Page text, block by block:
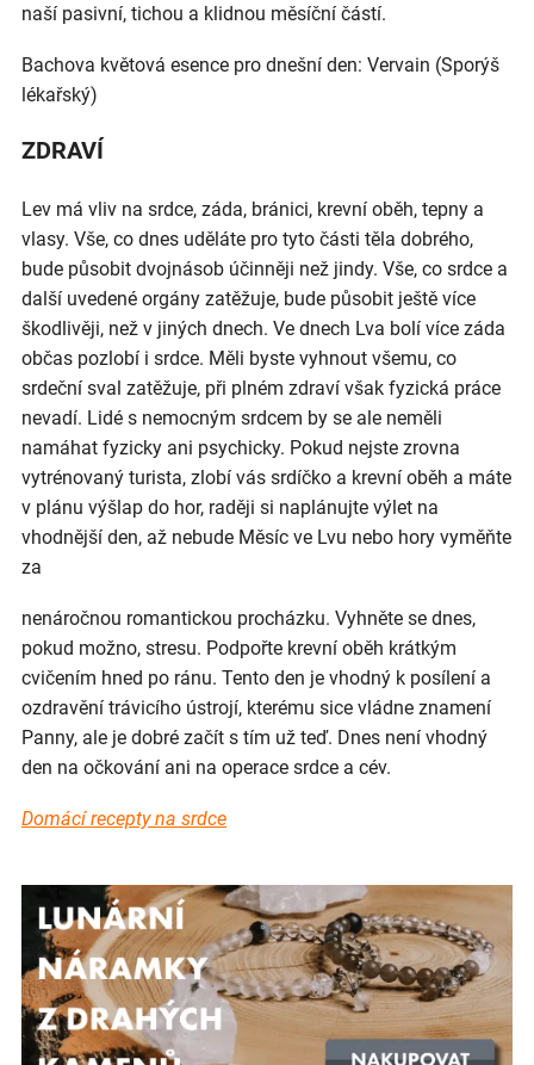
naší pasivní, tichou a klidnou měsíční částí.
Bachova květová esence pro dnešní den: Vervain (Sporýš
lékařský)
ZDRAVÍ
Lev má vliv na srdce, záda, bránici, krevní oběh, tepny a
vlasy. Vše, co dnes uděláte pro tyto části těla dobrého,
bude působit dvojnásob účinněji než jindy. Vše, co srdce a
další uvedené orgány zatěžuje, bude působit ještě více
škodlivěji, než v jiných dnech. Ve dnech Lva bolí více záda
občas pozlobí i srdce. Měli byste vyhnout všemu, co
srdeční sval zatěžuje, při plném zdraví však fyzická práce
nevadí. Lidé s nemocným srdcem by se ale neměli
namáhat fyzicky ani psychicky. Pokud nejste zrovna
vytrénovaný turista, zlobí vás srdíčko a krevní oběh a máte
v plánu výšlap do hor, raději si naplánujte výlet na
vhodnější den, až nebude Měsíc ve Lvu nebo hory vyměňte
za
nenáročnou romantickou procházku. Vyhněte se dnes,
pokud možno, stresu. Podpořte krevní oběh krátkým
cvičením hned po ránu. Tento den je vhodný k posílení a
ozdravění trávicího ústrojí, kterému sice vládne znamení
Panny, ale je dobré začít s tím už teď. Dnes není vhodný
den na očkování ani na operace srdce a cév.
Domácí recepty na srdce